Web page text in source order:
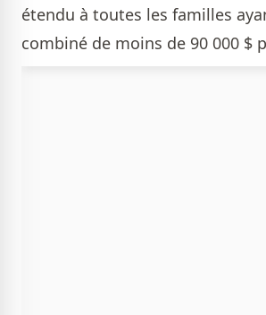
étendu à toutes les familles
combiné de moins de 90 000 $